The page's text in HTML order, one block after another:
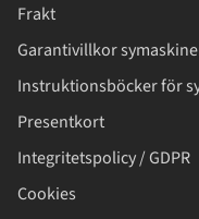
Frakt
Garantivillkor
Instruktionsböcker för
Presentkort
Integritetspolicy / GDPR
Cookies